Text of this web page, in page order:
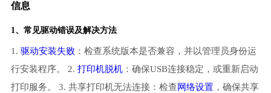
信息
1、常见驱动错误及解决方法
1. 驱动安装失败：检查系统版本是否兼容，并以管理员身份运
行安装程序。 2. 打印机脱机：确保USB连接稳定，或重新启动
打印服务。 3. 共享打印机无法连接：检查网络设置，确保共享